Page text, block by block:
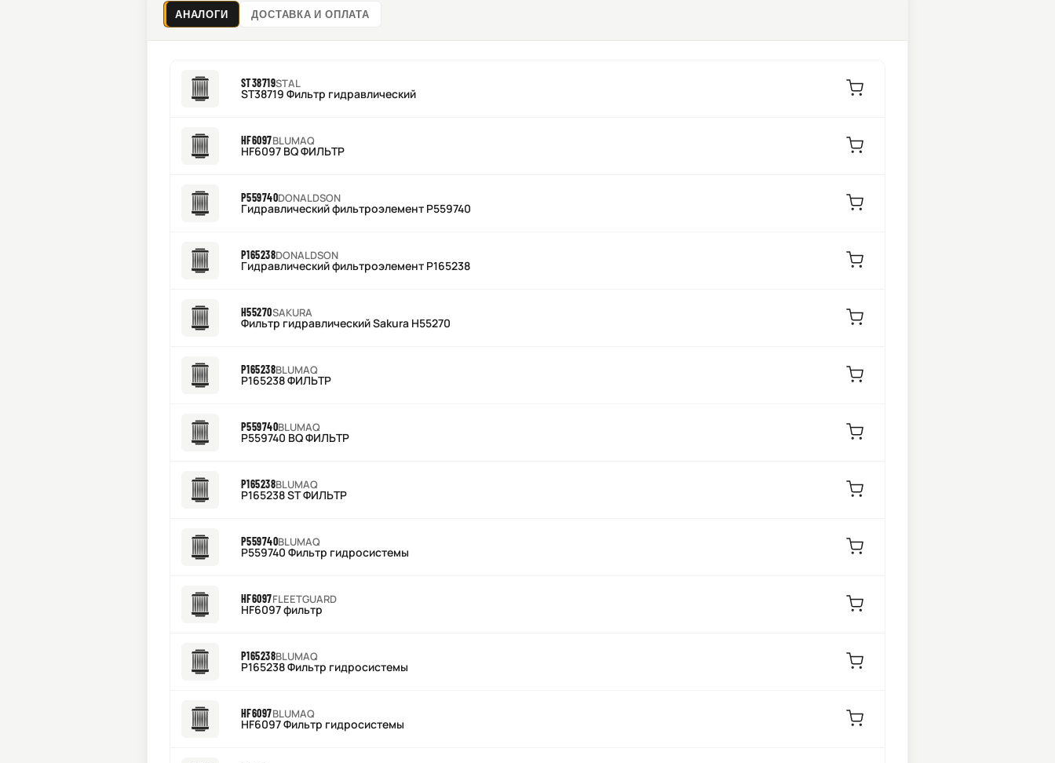
АНАЛОГИ ДОСТАВКА И ОПЛАТА
ST38719STAL
ST38719 Фильтр гидравлический
HF6097BLUMAQ
HF6097 BQ ФИЛЬТР
P559740DONALDSON
Гидравлический фильтроэлемент P559740
P165238DONALDSON
Гидравлический фильтроэлемент P165238
H55270SAKURA
Фильтр гидравлический Sakura H55270
P165238BLUMAQ
P165238 ФИЛЬТР
P559740BLUMAQ
P559740 BQ ФИЛЬТР
P165238BLUMAQ
P165238 ST ФИЛЬТР
P559740BLUMAQ
P559740 Фильтр гидросистемы
HF6097FLEETGUARD
HF6097 фильтр
P165238BLUMAQ
P165238 Фильтр гидросистемы
HF6097BLUMAQ
HF6097 Фильтр гидросистемы